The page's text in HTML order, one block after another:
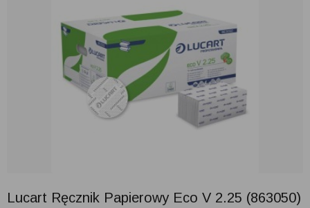
Lucart Ręcznik Papierowy Eco V 2.25 (863050)